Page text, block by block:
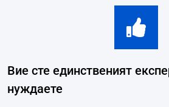
Вие сте единственият
нуждаете